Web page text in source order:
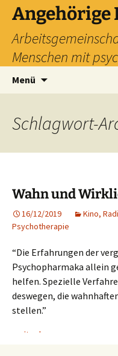
Zum
Inhalt
springen
Menschen mit
Menü
Schlagwort-
Wahn und
16/12/2019 Kino,
Psychotherapie
“Die Erfahrungen der
Psychopharmaka allein
helfen. Spezielle
deswegen, die
stellen.”
Wahn und Wirklichkeit
weiterlesen